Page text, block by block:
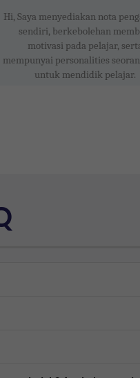
Hi, Saya menyediakan nota
sendiri, berkebolehan
motivasi pada pelajar,
mempunyai personalities
untuk mendidik pelajar.